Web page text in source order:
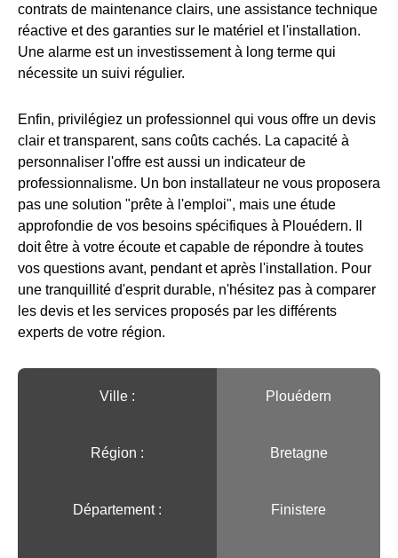
contrats de maintenance clairs, une assistance technique
réactive et des garanties sur le matériel et l'installation.
Une alarme est un investissement à long terme qui
nécessite un suivi régulier.
Enfin, privilégiez un professionnel qui vous offre un devis
clair et transparent, sans coûts cachés. La capacité à
personnaliser l'offre est aussi un indicateur de
professionnalisme. Un bon installateur ne vous proposera
pas une solution "prête à l'emploi", mais une étude
approfondie de vos besoins spécifiques à Plouédern. Il
doit être à votre écoute et capable de répondre à toutes
vos questions avant, pendant et après l'installation. Pour
une tranquillité d'esprit durable, n'hésitez pas à comparer
les devis et les services proposés par les différents
experts de votre région.
Ville :️ Plouédern
Région :️ Bretagne
Département : Finistere